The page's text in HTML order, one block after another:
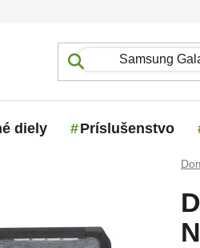
diely Príslušenstvo